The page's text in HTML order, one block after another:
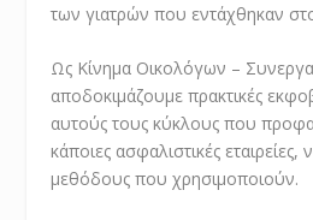
των γιατρών που εντάχθηκαν
Ως Κίνημα Οικολόγων –
αποδοκιμάζουμε πρακτικές
αυτούς τους κύκλους που
κάποιες ασφαλιστικές
μεθόδους που χρησιμοποιούν.